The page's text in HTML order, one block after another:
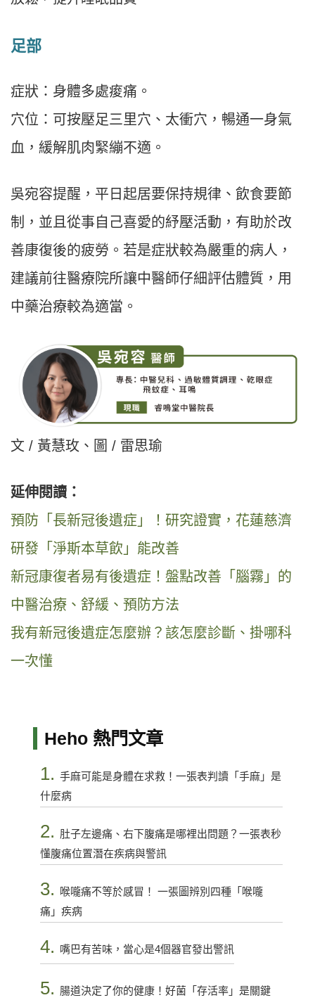
足部
症狀：身體多處痠痛。
穴位：可按壓足三里穴、太衝穴，暢通一身氣
血，緩解肌肉緊繃不適。
吳宛容提醒，平日起居要保持規律、飲食要節
制，並且從事自己喜愛的紓壓活動，有助於改
善康復後的疲勞。若是症狀較為嚴重的病人，
建議前往醫療院所讓中醫師仔細評估體質，用
中藥治療較為適當。
文 / 黃慧玫、圖 / 雷思瑜
延伸閱讀：
預防「長新冠後遺症」！研究證實，花蓮慈濟
研發「淨斯本草飲」能改善
新冠康復者易有後遺症！盤點改善「腦霧」的
中醫治療、舒緩、預防方法
我有新冠後遺症怎麼辦？該怎麼診斷、掛哪科
一次懂
Heho 熱門文章
1. 手麻可能是身體在求救！一張表判讀「手麻」是
什麼病
2. 肚子左邊痛、右下腹痛是哪裡出問題？一張表秒
懂腹痛位置潛在疾病與警訊
3.
喉嚨痛不等於感冒！ 一張圖辨別四種「喉嚨
痛」疾病
4. 嘴巴有苦味，當心是4個器官發出警訊
5. 腸道決定了你的健康！好菌「存活率」是關鍵